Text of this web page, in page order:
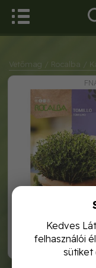
Vetőmag / Rocalba
/
1 120,-
kakukkfű 1g
Kedves
felhasználói
sütiket